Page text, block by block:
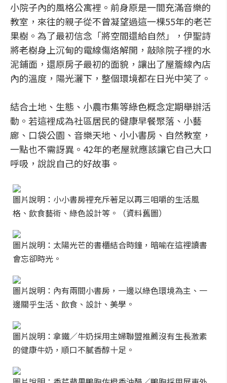
小院子內的風格公寓裡。前身原是一間充滿音樂的
教室，來往的親子從不曾凝望過這一棵55年的老芒
果樹。為了最初信念「將空間還給自然」，伊聖詩
將老樹身上沉甸的電線傷烙解開，敲除院子裡的水
泥鋪面，還原房子最初的面貌，讓出了屋簷線內店
內的溫度，陽光灑下，整個環境都在日光中笑了。
結合土地、生態、小農市集等綠色概念定期舉辦活
動。若這裡成為社區居民的健康早餐聚落、小藝
廊、口袋公園、音樂天地、小小書房、自然教室，
一點也不需訝異。42年的老屋就應該讓它自己大口
呼吸，說說自己的好故事。
圖片說明：小小書房裡充斥著足以再三咀嚼的生活風
格、飲食藝術、綠色設計等。（資料舊圖）
圖片說明：太陽光芒的書櫃結合時鐘，暗喻在這裡讀書
會忘卻時光。
圖片說明：內有兩間小書房，一邊以綠色環境為主、一
邊關乎生活、飲食、設計、美學。
圖片說明：拿鐵／牛奶採用主婦聯盟推薦沒有生長激素
的健康牛奶，順口不膩香醇十足。